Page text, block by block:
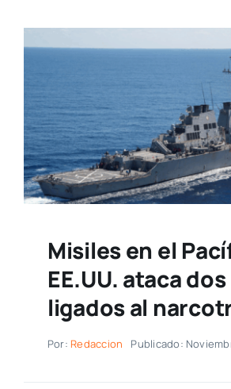
Misiles en el
EE.UU. ataca
ligados al
Por: Redaccion Publicado: